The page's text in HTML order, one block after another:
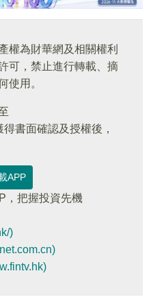
權為財華網及相關權利
可，禁止進行轉載、摘
使用。
得書面確認及授權後，
APP
，把握投資先機
)